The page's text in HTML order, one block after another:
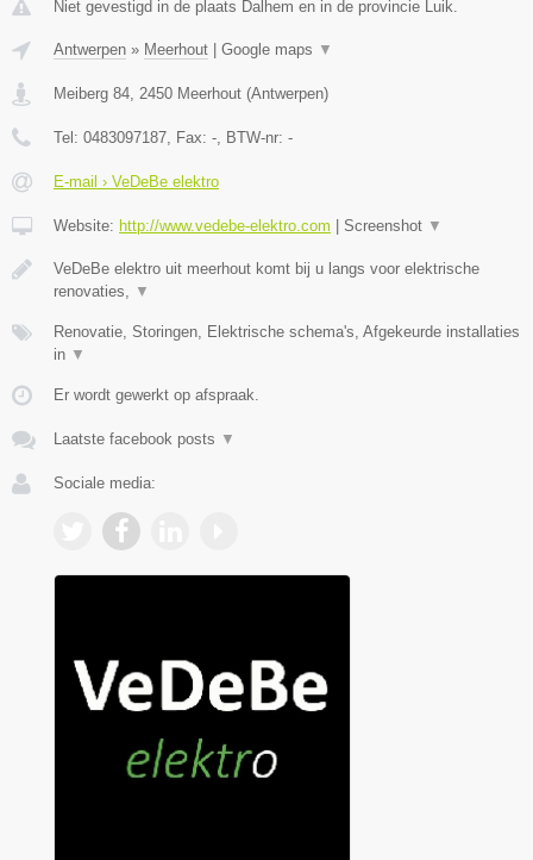
Niet gevestigd in de plaats Dalhem en in de provincie Luik.
Antwerpen » Meerhout Google maps ▼
Meiberg 84, 2450 Meerhout (Antwerpen)
Tel: 0483097187, Fax: -, BTW-nr: -
E-mail › VeDeBe elektro
Website: http://www.vedebe-elektro.com Screenshot ▼
VeDeBe elektro uit meerhout komt bij u langs voor elektrische
renovaties, ▼
Renovatie, Storingen, Elektrische schema's, Afgekeurde installaties
in ▼
Er wordt gewerkt op afspraak.
Laatste facebook posts ▼
Sociale media: